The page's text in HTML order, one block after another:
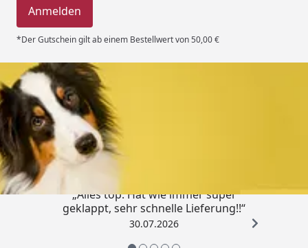
Anmelden
*Der Gutschein gilt ab einem Bestellwert von 50,00 €
Trusted Shops
„Alles top. Hat wie immer super
geklappt, sehr schnelle Lieferung!!“
30.07.2026